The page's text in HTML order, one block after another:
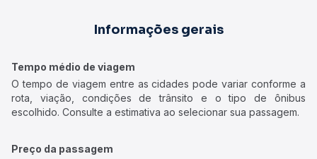
Informações gerais
Tempo médio de viagem
O tempo de viagem entre as cidades pode variar conforme a
rota, viação, condições de trânsito e o tipo de ônibus
escolhido. Consulte a estimativa ao selecionar sua passagem.
Preço da passagem